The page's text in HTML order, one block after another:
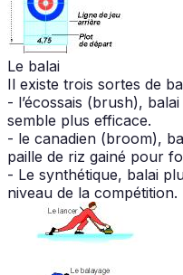
Le balai
Il existe trois sortes de
- l’écossais (brush),
semble plus efficace.
- le canadien (broom),
paille de riz gainé pour
- Le synthétique, balai
niveau de la compétition.